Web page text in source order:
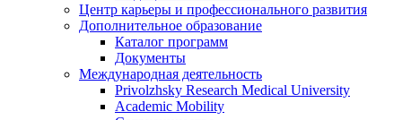
Центр карьеры и профессионального развития
Дополнительное образование
Каталог программ
Документы
Международная деятельность
Privolzhsky Research Medical University
Academic Mobility